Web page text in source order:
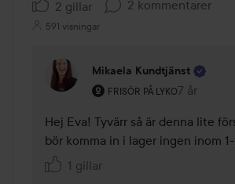
2 gillar 2 kommentarer
591 visningar
Mikaela Kundtjänst
FRISÖR PÅ LYKO
Användarens roll: Frisör på
7 år
Hej Eva! Tyvärr så är denna lite
bör komma in i lager ingen inom
1 gillar